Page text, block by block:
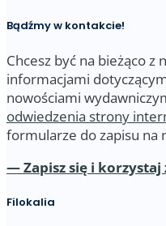
Bądźmy w kontakcie!
Chcesz być na bieżąco z
informacjami
nowościami
odwiedzenia strony
formularze do zapisu na
— Zapisz się i
Filokalia